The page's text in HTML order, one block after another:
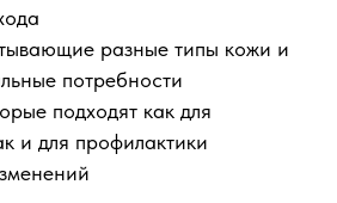
разные типы кожи и
потребности
подходят как для
и для профилактики